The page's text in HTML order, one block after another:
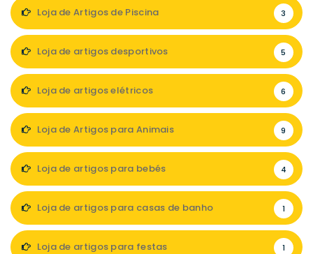
Loja de Artigos de Piscina 3
Loja de artigos desportivos 5
Loja de artigos elétricos 6
Loja de Artigos para Animais 9
Loja de artigos para bebés 4
Loja de artigos para casas de banho 1
Loja de artigos para festas 1